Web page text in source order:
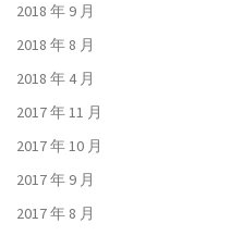
2018 年 9 月
2018 年 8 月
2018 年 4 月
2017 年 11 月
2017 年 10 月
2017 年 9 月
2017 年 8 月